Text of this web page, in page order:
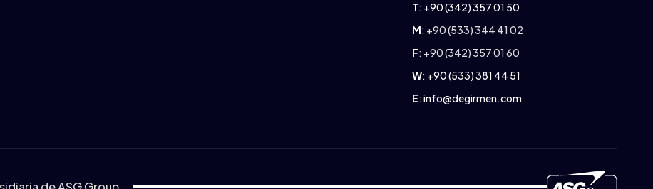
T: +90 (342) 357 01 50
M: +90 (533) 344 41 02
F: +90 (342) 357 01 60
W: +90 (533) 381 44 51
E: info@degirmen.com